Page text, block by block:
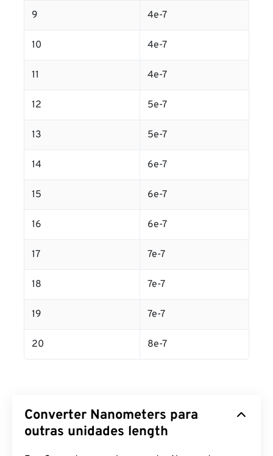
9 4e-7
10 4e-7
11 4e-7
12 5e-7
13 5e-7
14 6e-7
15 6e-7
16 6e-7
17 7e-7
18 7e-7
19 7e-7
20 8e-7
Converter Nanometers para
outras unidades length